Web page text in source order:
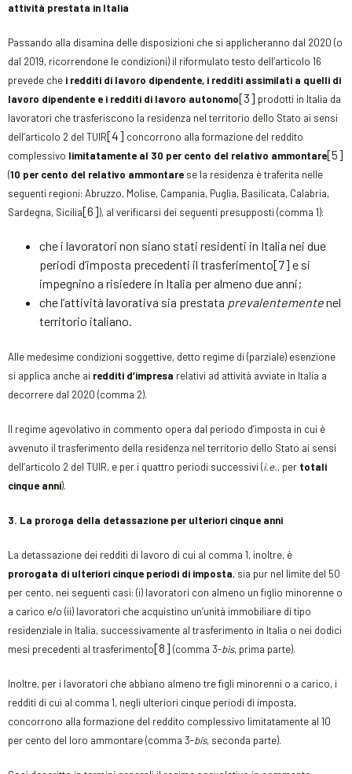
attività prestata in Italia
Passando alla disamina delle disposizioni che si applicheranno dal 2020 (o
dal 2019, ricorrendone le condizioni) il riformulato testo dell’articolo 16
prevede che i redditi di lavoro dipendente, i redditi assimilati a quelli di
lavoro dipendente e i redditi di lavoro autonomo[3] prodotti in Italia da
lavoratori che trasferiscono la residenza nel territorio dello Stato ai sensi
dell’articolo 2 del TUIR[4] concorrono alla formazione del reddito
complessivo limitatamente al 30 per cento del relativo ammontare[5]
(10 per cento del relativo ammontare se la residenza è traferita nelle
seguenti regioni: Abruzzo, Molise, Campania, Puglia, Basilicata, Calabria,
Sardegna, Sicilia[6]), al verificarsi dei seguenti presupposti (comma 1):
che i lavoratori non siano stati residenti in Italia nei due
periodi d’imposta precedenti il trasferimento[7] e si
impegnino a risiedere in Italia per almeno due anni;
che l’attività lavorativa sia prestata prevalentementenel
territorio italiano.
Alle medesime condizioni soggettive, detto regime di (parziale) esenzione
si applica anche ai redditi d’impresa relativi ad attività avviate in Italia a
decorrere dal 2020 (comma 2).
Il regime agevolativo in commento opera dal periodo d’imposta in cui è
avvenuto il trasferimento della residenza nel territorio dello Stato ai sensi
dell’articolo 2 del TUIR, e per i quattro periodi successivi (i.e., per totali
cinque anni).
3. La proroga della detassazione per ulteriori cinque anni
La detassazione dei redditi di lavoro di cui al comma 1, inoltre, è
prorogata di ulteriori cinque periodi di imposta, sia pur nel limite del 50
per cento, nei seguenti casi: (i) lavoratori con almeno un figlio minorenne o
a carico e/o (ii) lavoratori che acquistino un’unità immobiliare di tipo
residenziale in Italia, successivamente al trasferimento in Italia o nei dodici
mesi precedenti al trasferimento[8] (comma 3-bis, prima parte).
Inoltre, per i lavoratori che abbiano almeno tre figli minorenni o a carico, i
redditi di cui al comma 1, negli ulteriori cinque periodi di imposta,
concorrono alla formazione del reddito complessivo limitatamente al 10
per cento del loro ammontare (comma 3-bis, seconda parte).